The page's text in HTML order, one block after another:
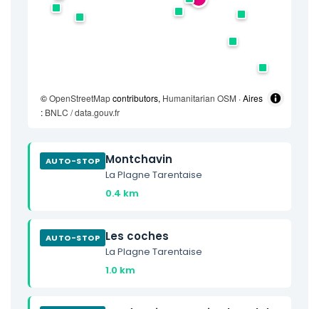
©OpenStreetMapcontributors, Humanitarian OSM · Aires
: BNLC / data.gouv.fr
AUTO-STOP Montchavin
La Plagne Tarentaise
0.4 km
AUTO-STOP Les coches
La Plagne Tarentaise
1.0 km